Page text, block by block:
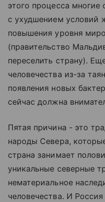
этого процесса многие
с ухудшением условий
повышения уровня
(правительство
переселить страну).
человечества из-за
появления новых
сейчас должна
Пятая причина - это
народы Севера,
страна занимает
уникальные северные
нематериальное
человечества. И